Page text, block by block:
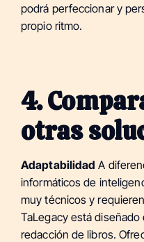
podrá perfeccionar y
propio ritmo.
4.
otras
Adaptabilidad A
informáticos de
muy técnicos y
TaLegacy está
redacción de libros.